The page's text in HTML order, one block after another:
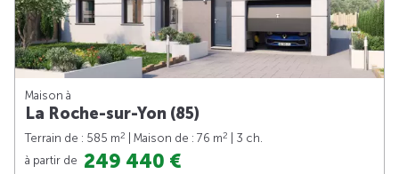
Maison à
La Roche-sur-Yon (85)
Terrain de : 585 m2 | Maison de : 76 m2
| 3 ch.
à partir de 249 440 €